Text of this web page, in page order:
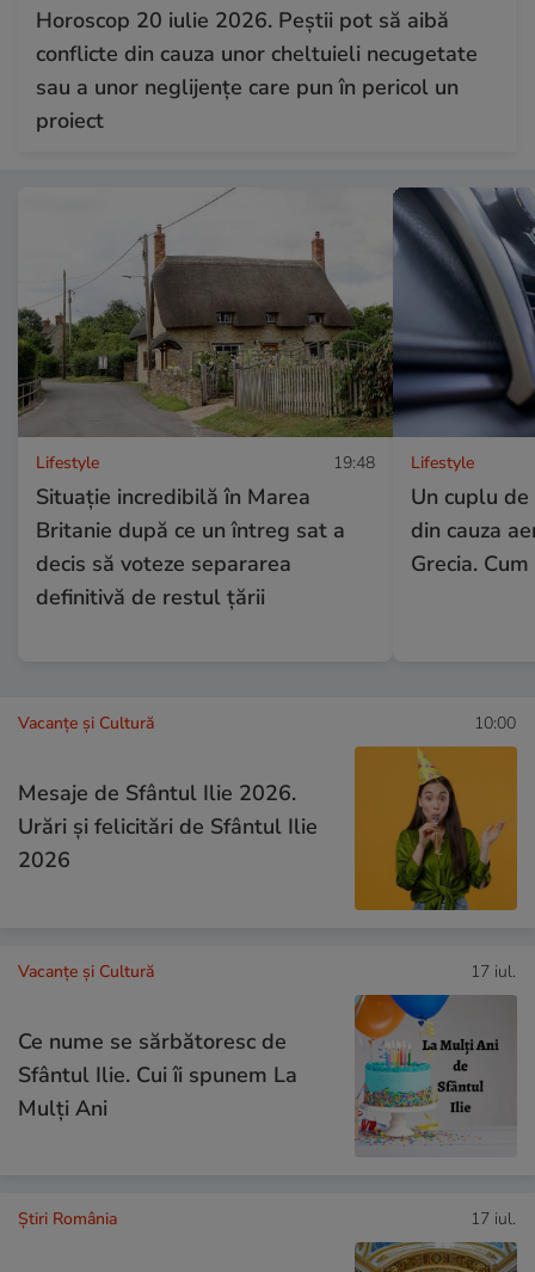
Horoscop 20 iulie 2026. Peștii pot să aibă
conflicte din cauza unor cheltuieli necugetate
sau a unor neglijențe care pun în pericol un
proiect
Lifestyle 19:48
Situație incredibilă în Marea
Britanie după ce un întreg sat a
decis să voteze separarea
definitivă de restul țării
Lifestyle
Un cuplu
din cauza
Grecia.
Vacanțe și Cultură 10:00
Mesaje de Sfântul Ilie 2026.
Urări și felicitări de Sfântul Ilie
2026
Vacanțe și Cultură 17 iul.
Ce nume se sărbătoresc de
Sfântul Ilie. Cui îi spunem La
Mulți Ani
Știri România 17 iul.